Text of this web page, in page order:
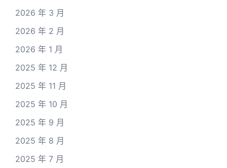
2026 年 3 月
2026 年 2 月
2026 年 1 月
2025 年 12 月
2025 年 11 月
2025 年 10 月
2025 年 9 月
2025 年 8 月
2025 年 7 月